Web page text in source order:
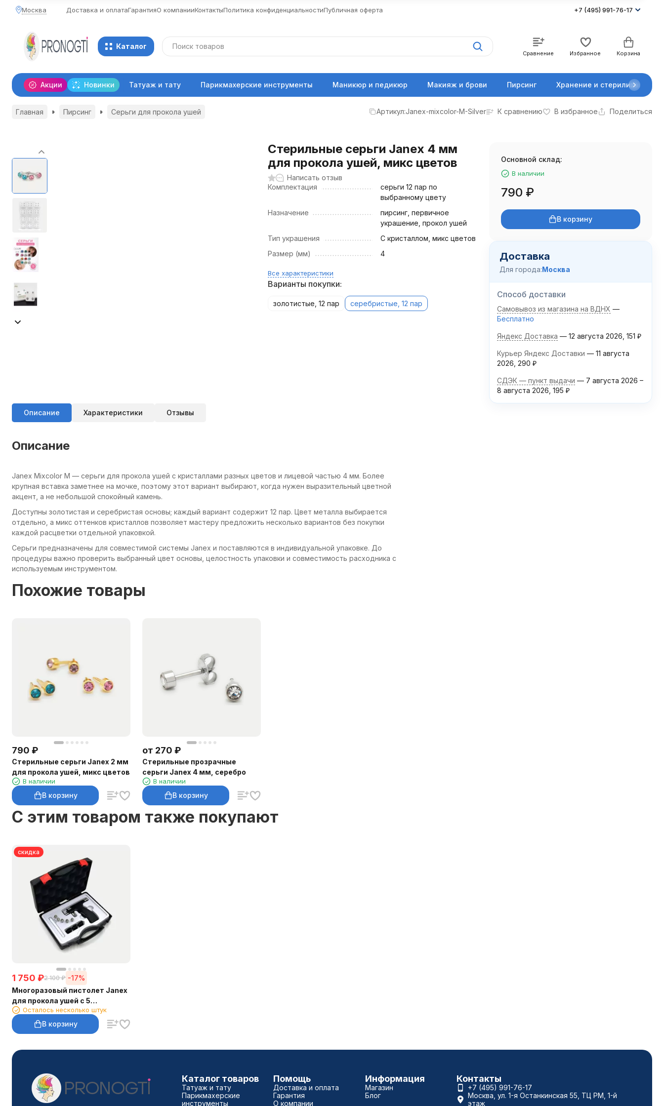
Москва Доставка и оплатаГарантияО компанииКонтактыПолитика конфиденциальностиПубличная оферта +7 (495) 991-76-17
Каталог
Сравнение Избранное Корзина
Акции Новинки Татуаж и тату Парикмахерские инструменты Маникюр и педикюр Макияж и брови Пирсинг Хранение и стерилизация
Главная Пирсинг Серьги для прокола ушей Артикул:Janex-mixcolor-M-Silver К сравнению В избранное Поделиться
Стерильные серьги Janex 4 мм
для прокола ушей, микс цветов
Написать отзыв
Комплектация
серьги 12 пар по
выбранному цвету
Назначение
пирсинг, первичное
украшение, прокол ушей
Тип украшения
С кристаллом, микс цветов
Размер (мм)
4
Все характеристики
Варианты покупки:
золотистые, 12 пар серебристые, 12 пар
Основной склад:
В наличии
790 ₽
В корзину
Доставка
Для города:Москва
Способ доставки
Самовывоз из магазина на ВДНХ
Бесплатно
Яндекс Доставка 12 августа 2026 151 ₽
Курьер Яндекс Доставки
11 августа
2026 290 ₽
СДЭК — пункт выдачи 7 августа 2026 –
8 августа 2026 195 ₽
Описание Характеристики Отзывы
Описание
Janex Mixcolor M — серьги для прокола ушей с кристаллами разных цветов и лицевой частью 4 мм. Более
крупная вставка заметнее на мочке, поэтому этот вариант выбирают, когда нужен выразительный цветной
акцент, а не небольшой спокойный камень.
Доступны золотистая и серебристая основы; каждый вариант содержит 12 пар. Цвет металла выбирается
отдельно, а микс оттенков кристаллов позволяет мастеру предложить несколько вариантов без покупки
каждой расцветки отдельной упаковкой.
Серьги предназначены для совместимой системы Janex и поставляются в индивидуальной упаковке. До
процедуры важно проверить выбранный цвет основы, целостность упаковки и совместимость расходника с
используемым инструментом.
Похожие товары
790 ₽
Стерильные серьги Janex 2 мм
для прокола ушей, микс цветов
В наличии
В корзину
от 270 ₽
Стерильные прозрачные
серьги Janex 4 мм, серебро
В наличии
В корзину
C этим товаром также покупают
скидка
1 750 ₽2 100 ₽ -17%
Многоразовый пистолет Janex
для прокола ушей с 5
насадками
Осталось несколько штук
В корзину
Каталог товаров
Татуаж и тату
Парикмахерские
инструменты
Помощь
Доставка и оплата
Гарантия
О компании
Информация
Магазин
Блог
Контакты
+7 (495) 991-76-17
Москва, ул. 1-я Останкинская 55, ТЦ РМ, 1-й
этаж